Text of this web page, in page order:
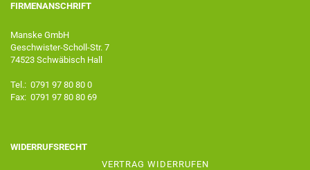
FIRMENANSCHRIFT
Manske GmbH
Geschwister-Scholl-Str. 7
74523 Schwäbisch Hall
Tel.: 0791 97 80 80 0
Fax: 0791 97 80 80 69
WIDERRUFSRECHT
VERTRAG WIDERRUFEN